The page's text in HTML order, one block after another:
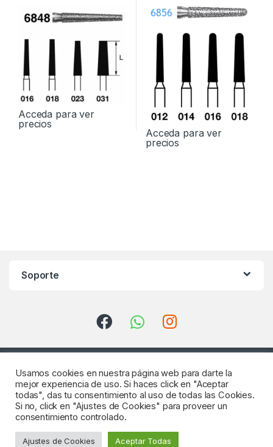
Acceda para ver
precios
Acceda para ver
precios
Soporte
¿Consultas? Llámenos
Usamos cookies en nuestra página web para darte la
mejor experiencia de uso. Si haces click en "Aceptar
todas", das tu consentimiento al uso de todas las Cookies.
Si no, click en "Ajustes de Cookies" para proveer un
consentimiento controlado.
Ajustes de Cookies Aceptar Todas